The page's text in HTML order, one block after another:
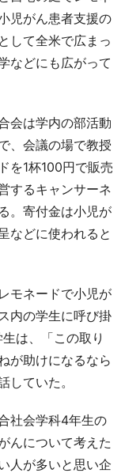
児がん患者支援の
して全米で広まっ
などにも広がって
会は学内の部活動
、会議の場で教授
を1杯100円で販売
するキャンサーネ
。寄付金は小児が
などに使われると
モネードで小児が
内の学生に呼び掛
は、「この取り
が助けになるなら
していた。
社会学科4年生の
んについて考えた
人が多いと思い企